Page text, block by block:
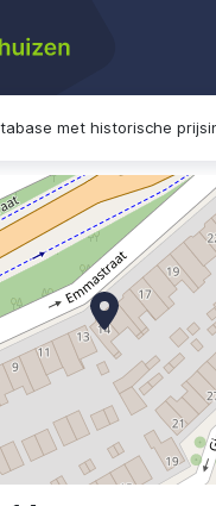
met historische